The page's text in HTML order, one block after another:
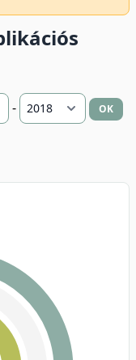
- OK